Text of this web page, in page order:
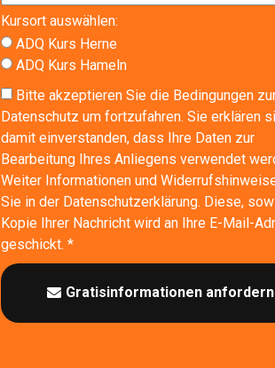
Kursort auswählen:
ADQ Kurs Herne
ADQ Kurs Hameln
Bitte akzeptieren Sie die Bedingungen
Datenschutz um fortzufahren. Sie erklären
damit einverstanden, dass Ihre Daten zur
Bearbeitung Ihres Anliegens verwendet
Weiter Informationen und
Sie in der Datenschutzerklärung. Diese,
Kopie Ihrer Nachricht wird an Ihre E-Mail-
geschickt. *
Gratisinformationen anfordern